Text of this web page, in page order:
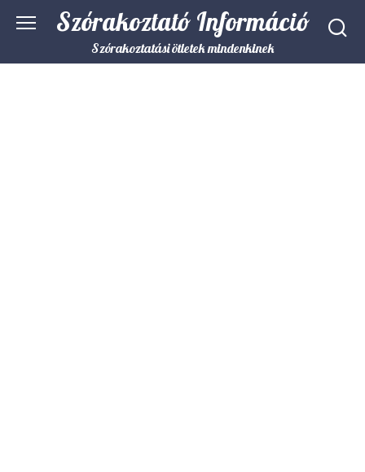
Szórakoztató Információ
Szórakoztatási ötletek mindenkinek